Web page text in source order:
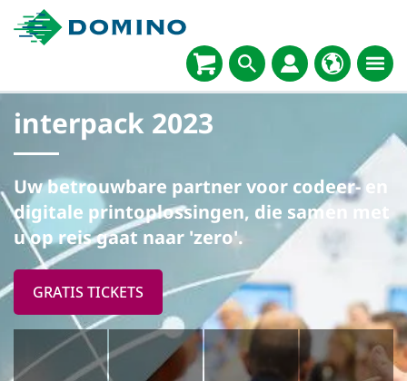
interpack 2023
Uw betrouwbare partner voor codeer- en
digitale printoplossingen, die samen met
u op reis gaat naar 'zero'.
GRATIS TICKETS